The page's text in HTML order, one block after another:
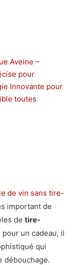
Aveine –
pour
Innovante pour
toutes
de vin sans tire-
important de
de tire-
un cadeau, il
qui
débouchage.